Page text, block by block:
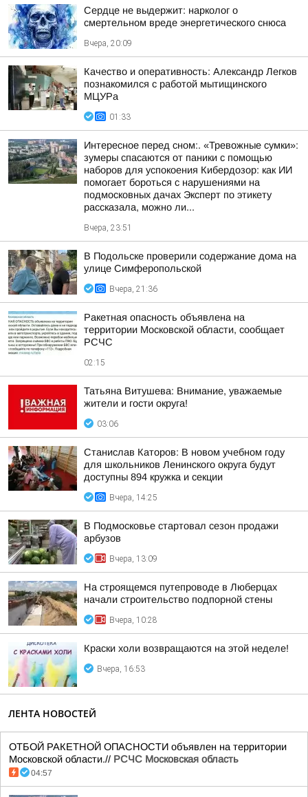
Сердце не выдержит: нарколог о
смертельном вреде энергетического снюса
Вчера, 20:09
Качество и оперативность: Александр Легков
познакомился с работой мытищинского
МЦУРа
01:33
Интересное перед сном:. «Тревожные сумки»:
зумеры спасаются от паники с помощью
наборов для успокоения Кибердозор: как ИИ
помогает бороться с нарушениями на
подмосковных дачах Эксперт по этикету
рассказала, можно ли...
Вчера, 23:51
В Подольске проверили содержание дома на
улице Симферопольской
Вчера, 21:36
Ракетная опасность объявлена на
территории Московской области, сообщает
РСЧС
02:15
Татьяна Витушева: Внимание, уважаемые
жители и гости округа!
03:06
Станислав Каторов: В новом учебном году
для школьников Ленинского округа будут
доступны 894 кружка и секции
Вчера, 14:25
В Подмосковье стартовал сезон продажи
арбузов
Вчера, 13:09
На строящемся путепроводе в Люберцах
начали строительство подпорной стены
Вчера, 10:28
Краски холи возвращаются на этой неделе!
Вчера, 16:53
ЛЕНТА НОВОСТЕЙ
ОТБОЙ РАКЕТНОЙ ОПАСНОСТИ объявлен на территории
Московской области.// РСЧС Московская область
04:57